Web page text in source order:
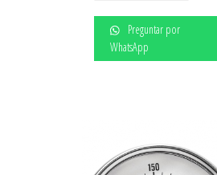
Preguntar por
WhatsApp